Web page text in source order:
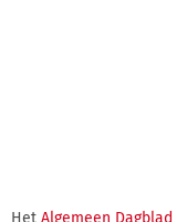
Het Algemeen Dagblad